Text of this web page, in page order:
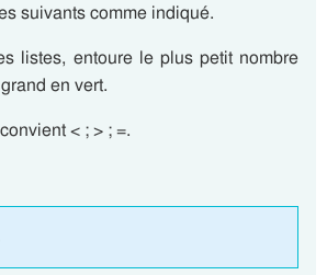
suivants comme indiqué.
listes, entoure le plus petit nombre
en vert.
< ; > ; =.